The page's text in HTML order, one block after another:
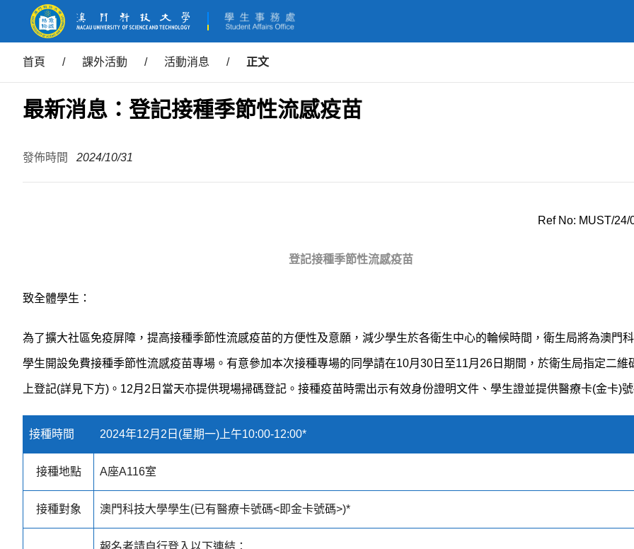
首頁 / 課外活動 / 活動消息 / 正文
最新消息：登記接種季節性流感疫苗
發佈時間 2024/10/31
Ref No: MUST/24/
登記接種季節性流感疫苗
致全體學生：
為了擴大社區免疫屏障，提高接種季節性流感疫苗的方便性及意願，減少學生於各衛生中心的輪候時間，衛生局將為澳門
學生開設免費接種季節性流感疫苗專場。有意參加本次接種專場的同學請在10月30日至11月26日期間，於衛生局指定二維
上登記(詳見下方)。12月2日當天亦提供現場掃碼登記。接種疫苗時需出示有效身份證明文件、學生證並提供醫療卡(金卡)
接種時間 2024年12月2日(星期一)上午10:00-12:00*
接種地點 A座A116室
接種對象 澳門科技大學學生(已有醫療卡號碼<即金卡號碼>)*
報名者請自行登入以下連結：